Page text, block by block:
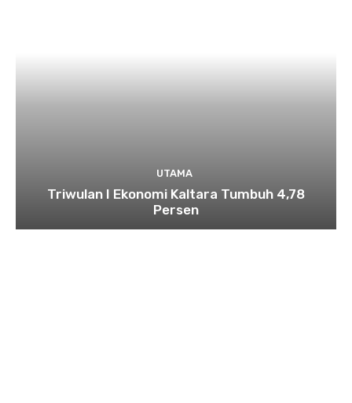
UTAMA
Triwulan I Ekonomi Kaltara Tumbuh 4,78
Persen